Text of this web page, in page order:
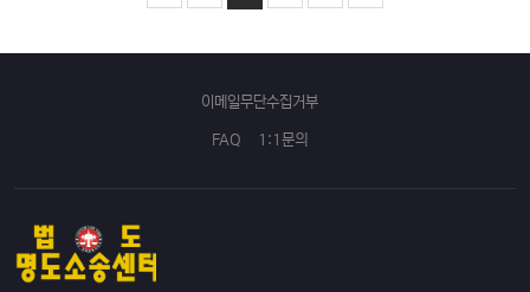
이메일무단수집거부
FAQ 1:1문의